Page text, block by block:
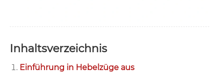
Inhaltsverzeichnis
Einführung in Hebelzüge aus